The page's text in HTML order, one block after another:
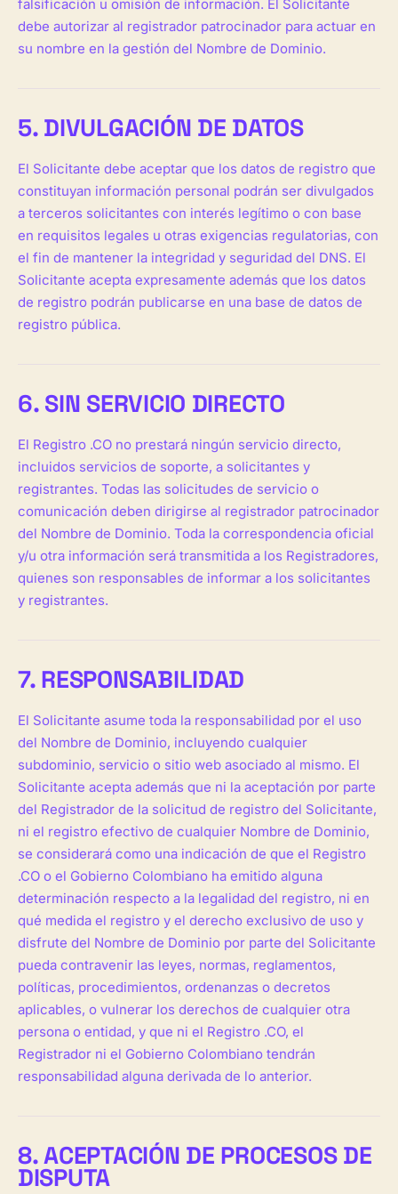
falsificación u omisión de información. El Solicitante
debe autorizar al registrador patrocinador para actuar en
su nombre en la gestión del Nombre de Dominio.
5. DIVULGACIÓN DE DATOS
El Solicitante debe aceptar que los datos de registro que
constituyan información personal podrán ser divulgados
a terceros solicitantes con interés legítimo o con base
en requisitos legales u otras exigencias regulatorias, con
el fin de mantener la integridad y seguridad del DNS. El
Solicitante acepta expresamente además que los datos
de registro podrán publicarse en una base de datos de
registro pública.
6. SIN SERVICIO DIRECTO
El Registro .CO no prestará ningún servicio directo,
incluidos servicios de soporte, a solicitantes y
registrantes. Todas las solicitudes de servicio o
comunicación deben dirigirse al registrador patrocinador
del Nombre de Dominio. Toda la correspondencia oficial
y/u otra información será transmitida a los Registradores,
quienes son responsables de informar a los solicitantes
y registrantes.
7. RESPONSABILIDAD
El Solicitante asume toda la responsabilidad por el uso
del Nombre de Dominio, incluyendo cualquier
subdominio, servicio o sitio web asociado al mismo. El
Solicitante acepta además que ni la aceptación por parte
del Registrador de la solicitud de registro del Solicitante,
ni el registro efectivo de cualquier Nombre de Dominio,
se considerará como una indicación de que el Registro
.CO o el Gobierno Colombiano ha emitido alguna
determinación respecto a la legalidad del registro, ni en
qué medida el registro y el derecho exclusivo de uso y
disfrute del Nombre de Dominio por parte del Solicitante
pueda contravenir las leyes, normas, reglamentos,
políticas, procedimientos, ordenanzas o decretos
aplicables, o vulnerar los derechos de cualquier otra
persona o entidad, y que ni el Registro .CO, el
Registrador ni el Gobierno Colombiano tendrán
responsabilidad alguna derivada de lo anterior.
8. ACEPTACIÓN DE PROCESOS DE
DISPUTA